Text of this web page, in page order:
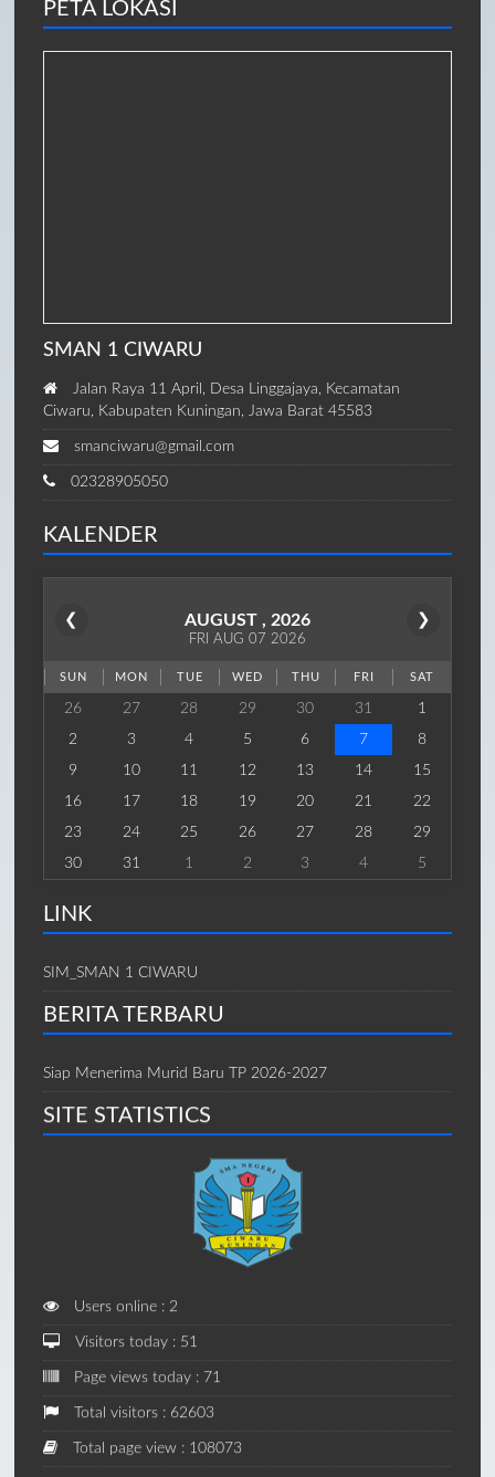
PETA LOKASI
SMAN 1 CIWARU
Jalan Raya 11 April, Desa Linggajaya, Kecamatan
Ciwaru, Kabupaten Kuningan, Jawa Barat 45583
smanciwaru@gmail.com
02328905050
KALENDER
❮ AUGUST , 2026
FRI AUG 07 2026
❯
SUN MON TUE WED THU FRI SAT
26 27 28 29 30 31
1
2
3 4 5 6 7
8
9
10 11 12 13 14
15
16
17 18 19 20 21
22
23
24 25 26 27 28
29
30
31 1 2 3 4 5
LINK
SIM_SMAN 1 CIWARU
BERITA TERBARU
Siap Menerima Murid Baru TP 2026-2027
SITE STATISTICS
Users online : 2
Visitors today : 51
Page views today : 71
Total visitors : 62603
Total page view : 108073